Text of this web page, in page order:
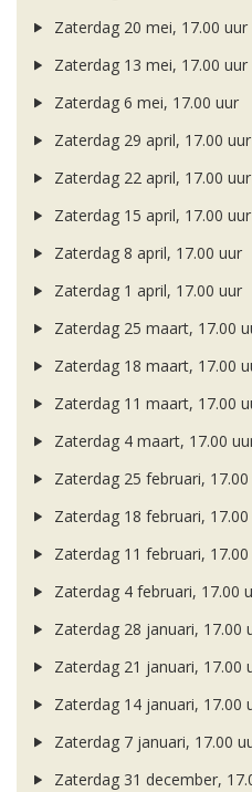
Zaterdag 20 mei, 17.00 uur
Zaterdag 13 mei, 17.00 uur
Zaterdag 6 mei, 17.00 uur
Zaterdag 29 april, 17.00 uur
Zaterdag 22 april, 17.00 uur
Zaterdag 15 april, 17.00 uur
Zaterdag 8 april, 17.00 uur
Zaterdag 1 april, 17.00 uur
Zaterdag 25 maart, 17.00
Zaterdag 18 maart, 17.00
Zaterdag 11 maart, 17.00
Zaterdag 4 maart, 17.00
Zaterdag 25 februari,
Zaterdag 18 februari,
Zaterdag 11 februari,
Zaterdag 4 februari, 17.00
Zaterdag 28 januari, 17.00
Zaterdag 21 januari, 17.00
Zaterdag 14 januari, 17.00
Zaterdag 7 januari, 17.00
Zaterdag 31 december,